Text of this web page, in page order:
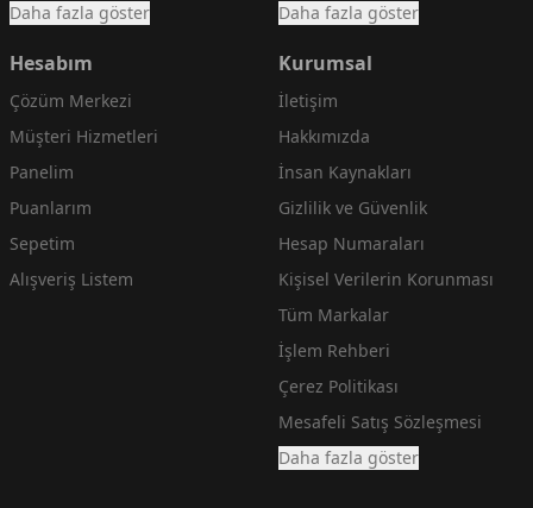
Daha fazla göster
Daha fazla göster
Hesabım
Çözüm Merkezi
Müşteri Hizmetleri
Panelim
Puanlarım
Sepetim
Alışveriş Listem
Kurumsal
İletişim
Hakkımızda
İnsan Kaynakları
Gizlilik ve Güvenlik
Hesap Numaraları
Kişisel Verilerin Korunması
Tüm Markalar
İşlem Rehberi
Çerez Politikası
Mesafeli Satış Sözleşmesi
Daha fazla göster